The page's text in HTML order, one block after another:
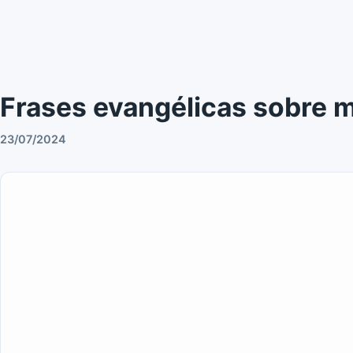
Frases evangélicas sobre
23/07/2024